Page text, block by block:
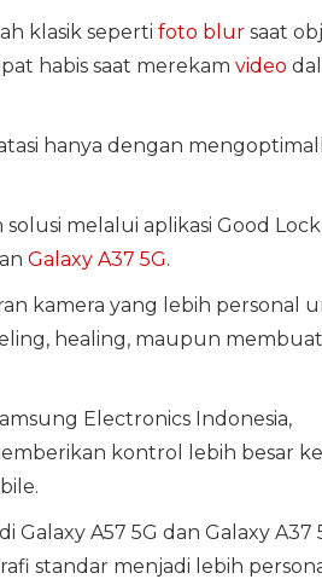
klasik seperti foto blursaat
habis saat merekam video
hanya dengan
melalui aplikasi Good
Galaxy A37 5G.
kamera yang lebih personal
healing, maupun membuat
Electronics Indonesia,
kontrol lebih besar
Galaxy A57 5G dan Galaxy A37
standar menjadi lebih